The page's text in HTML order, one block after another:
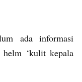
ada informasi
helm ‘kulit kepala